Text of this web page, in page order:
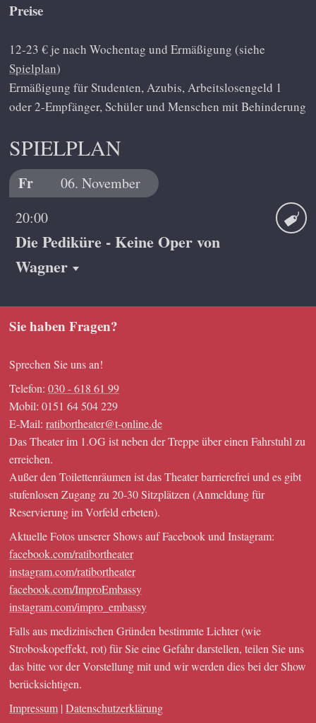
Preise
12-23 € je nach Wochentag und Ermäßigung (siehe
Spielplan)
Ermäßigung für Studenten, Azubis, Arbeitslosengeld 1
oder 2-Empfänger, Schüler und Menschen mit Behinderung
SPIELPLAN
Fr 06. November
20:00
Die Pediküre - Keine Oper von
Wagner
Sie haben Fragen?
Sprechen Sie uns an!
Telefon: 030 - 618 61 99
Mobil: 0151 64 504 229
E-Mail: ratibortheater@t-online.de
Das Theater im 1.OG ist neben der Treppe über einen Fahrstuhl zu
erreichen.
Außer den Toilettenräumen ist das Theater barrierefrei und es gibt
stufenlosen Zugang zu 20-30 Sitzplätzen (Anmeldung für
Reservierung im Vorfeld erbeten).
Aktuelle Fotos unserer Shows auf Facebook und Instagram:
facebook.com/ratibortheater
instagram.com/ratibortheater
facebook.com/ImproEmbassy
instagram.com/impro_embassy
Falls aus medizinischen Gründen bestimmte Lichter (wie
Stroboskopeffekt, rot) für Sie eine Gefahr darstellen, teilen Sie uns
das bitte vor der Vorstellung mit und wir werden dies bei der Show
berücksichtigen.
Impressum | Datenschutzerklärung